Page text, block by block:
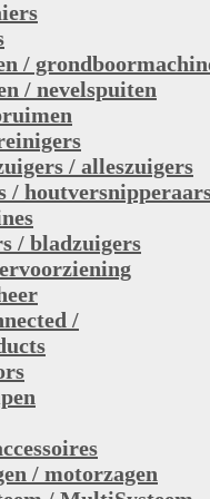
/
/ nevelspuiten
/ alleszuigers
/
/ bladzuigers
/
/ motorzagen